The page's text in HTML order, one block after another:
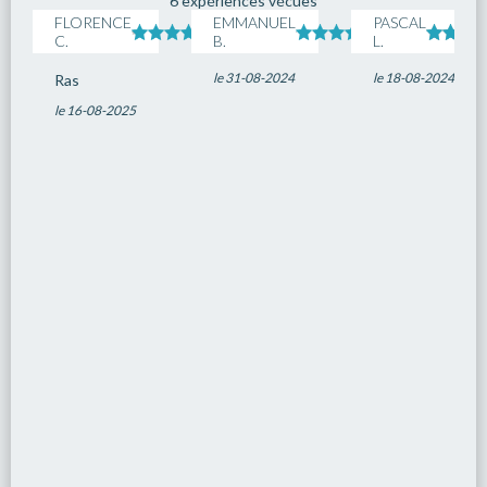
FLORENCE
C.
Ras
le 16-08-2025
EMMANUEL
B.
le 31-08-2024
PASCAL
L.
le 18-08-2024